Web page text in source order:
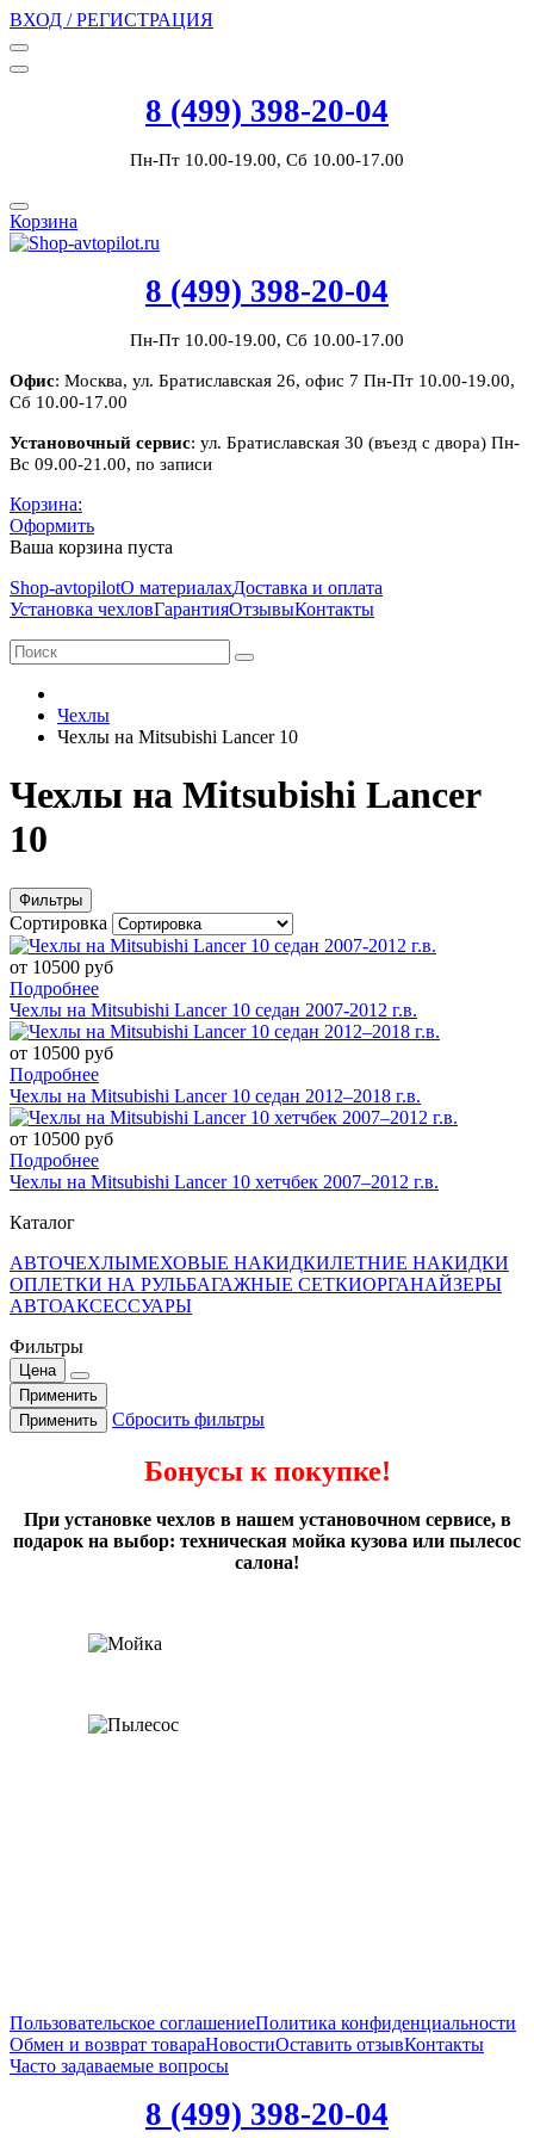
ВХОД / РЕГИСТРАЦИЯ
8 (499) 398-20-04
Пн-Пт 10.00-19.00, Сб 10.00-17.00
Корзина
8 (499) 398-20-04
Пн-Пт 10.00-19.00, Сб 10.00-17.00
Офис: Москва, ул. Братиславская 26, офис 7 Пн-Пт 10.00-19.00,
Сб 10.00-17.00
Установочный сервис: ул. Братиславская 30 (въезд с двора) Пн-
Вс 09.00-21.00, по записи
Корзина:
Оформить
Ваша корзина пуста
Shop-avtopilotО материалахДоставка и оплата
Установка чехловГарантияОтзывыКонтакты
Чехлы
Чехлы на Mitsubishi Lancer 10
Чехлы на Mitsubishi Lancer
10
Фильтры
Сортировка
от 10500 руб
Подробнее
Чехлы на Mitsubishi Lancer 10 седан 2007-2012 г.в.
от 10500 руб
Подробнее
Чехлы на Mitsubishi Lancer 10 седан 2012–2018 г.в.
от 10500 руб
Подробнее
Чехлы на Mitsubishi Lancer 10 хетчбек 2007–2012 г.в.
Каталог
АВТОЧЕХЛЫМЕХОВЫЕ НАКИДКИЛЕТНИЕ НАКИДКИ
ОПЛЕТКИ НА РУЛЬБАГАЖНЫЕ СЕТКИОРГАНАЙЗЕРЫ
АВТОАКСЕССУАРЫ
Фильтры
Цена
Применить
Применить
Сбросить фильтры
Бонусы к покупке!
При установке чехлов в нашем установочном сервисе, в
подарок на выбор: техническая мойка кузова или пылесос
салона!
Пользовательское соглашениеПолитика конфиденциальности
Обмен и возврат товараНовостиОставить отзывКонтакты
Часто задаваемые вопросы
8 (499) 398-20-04